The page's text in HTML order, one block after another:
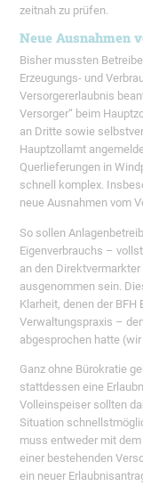
zeitnah zu prüfen.
Neue Ausnahmen
Bisher mussten
Erzeugungs- und
Versorgererlaubnis
Versorger“ beim
an Dritte sowie
Hauptzollamt
Querlieferungen in
schnell komplex.
neue Ausnahmen vom
So sollen
Eigenverbrauchs –
an den
ausgenommen sein.
Klarheit, denen der BFH
Verwaltungspraxis –
abgesprochen hatte
Ganz ohne Bürokratie
stattdessen eine
Volleinspeiser sollten
Situation
muss entweder mit
einer bestehenden
ein neuer